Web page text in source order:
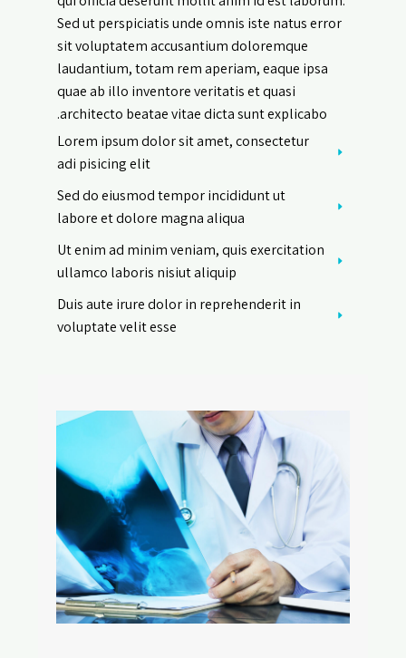
Sed ut perspiciatis unde omnis iste natus error
sit voluptatem accusantium doloremque
laudantium, totam rem aperiam, eaque ipsa
quae ab illo inventore veritatis et quasi
architecto beatae vitae dicta sunt explicabo.
Lorem ipsum dolor sit amet, consectetur
adi pisicing elit
Sed do eiusmod tempor incididunt ut
labore et dolore magna aliqua
Ut enim ad minim veniam, quis exercitation
ullamco laboris nisiut aliquip
Duis aute irure dolor in reprehenderit in
voluptate velit esse